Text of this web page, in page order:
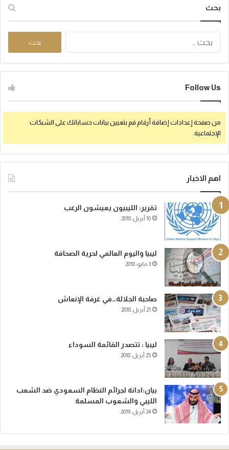
بحث
ن
:
Follow Us
من صفحة إعدادات إضافة أرقام قم بتعيين بيانات حساباتك على الشبكات
الإجتماعية.
اهم الاخبار
تقرير: الليبيون يعيشون الرعب
10 أبريل، 2018
ليبيا واليوم العالمي لحرية الصحافة
3 مايو، 2018
صاحبة الجلالة…في غرفة الإنعاش
21 أبريل، 2018
ليبيا : تتصدر القائمة السوداء
25 أبريل، 2018
بيان:ادانة لجرائم النظام السعودي ضد الشعب
الليبي والشعوب المسلمة
24 أبريل، 2019